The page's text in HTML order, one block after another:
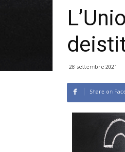
28 settembre 2021
Share on